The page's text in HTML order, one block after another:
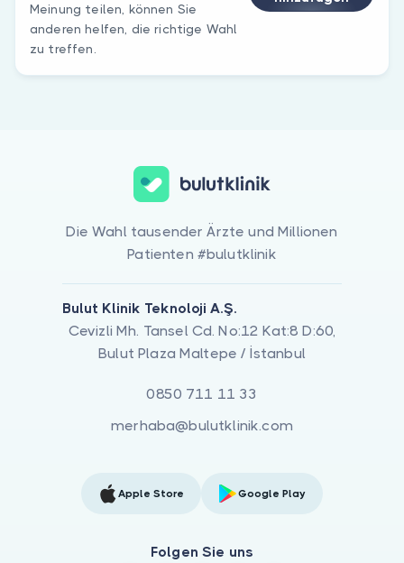
Meinung teilen, können Sie
anderen helfen, die richtige Wahl
zu treffen.
Die Wahl tausender Ärzte und Millionen
Patienten #bulutklinik
Bulut Klinik Teknoloji A.Ş.
Cevizli Mh. Tansel Cd. No:12 Kat:8 D:60,
Bulut Plaza Maltepe / İstanbul
0850 711 11 33
merhaba@bulutklinik.com
Apple Store Google Play
Folgen Sie uns